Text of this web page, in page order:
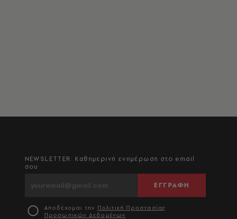
NEWSLETTER: Καθημερινή ενημέρωση στο email
σου
ΕΓΓΡΑΦΗ
Αποδέχομαι την Πολιτική Προστασίας
Προσωπικών Δεδομένων